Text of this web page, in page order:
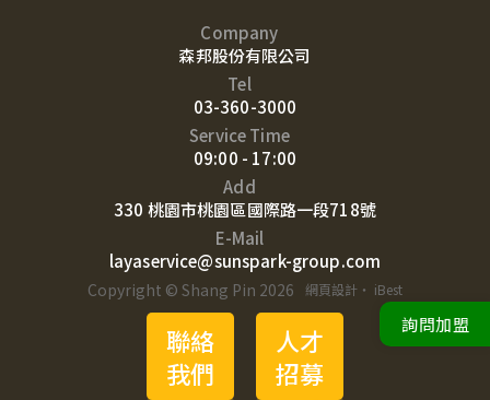
Company
森邦股份有限公司
Tel
03-360-3000
Service Time
09:00 - 17:00
Add
330 桃園市桃園區國際路一段718號
E-Mail
layaservice@sunspark-group.com
Copyright © Shang Pin 2026 網頁設計 ‧ iBest
聯絡
我們
人才
招募
詢問加盟